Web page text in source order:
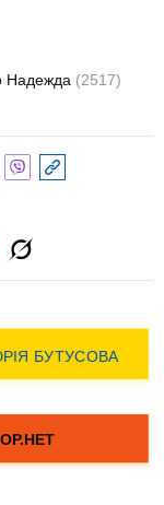
Надежда (2517)